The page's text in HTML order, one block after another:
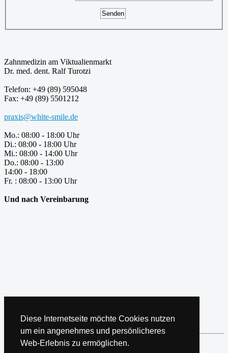
Diese Internetseite möchte Cookies nutzen
um ein angenehmes und persönlicheres
Web-Erlebnis zu ermöglichen.
Zahnmedizin am Viktualienmarkt
Dr. med. dent. Ralf Turotzi
Telefon: +49 (89) 595048
Fax: +49 (89) 5501212
praxis@white-smile.de
Mo.: 08:00 - 18:00 Uhr
Di.: 08:00 - 18:00 Uhr
Mi.: 08:00 - 14:00 Uhr
Do.: 08:00 - 13:00
14:00 - 18:00
Fr. : 08:00 - 13:00 Uhr
Und nach Vereinbarung
Zurück